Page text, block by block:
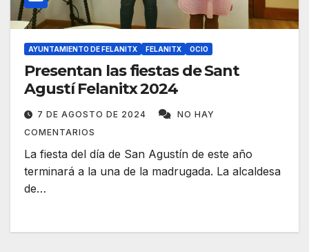
AYUNTAMIENTO DE FELANITX FELANITX OCIO
Presentan las fiestas de Sant
Agustí Felanitx 2024
7 DE AGOSTO DE 2024
NO HAY
COMENTARIOS
La fiesta del día de San Agustín de este año
terminará a la una de la madrugada. La alcaldesa
de…